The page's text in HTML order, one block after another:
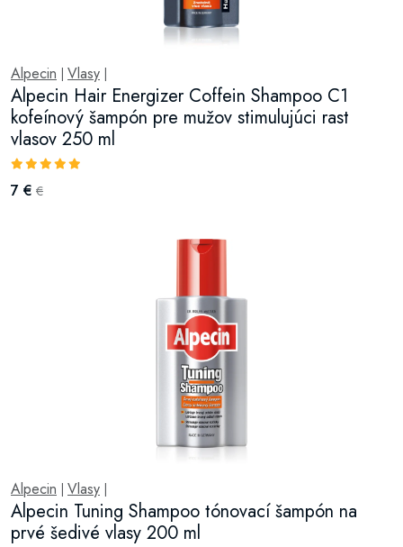
Alpecin Vlasy
Alpecin Hair Energizer Coffein Shampoo C1
kofeínový šampón pre mužov stimulujúci rast
vlasov 250 ml
7 € €
Alpecin Vlasy
Alpecin Tuning Shampoo tónovací šampón na
prvé šedivé vlasy 200 ml